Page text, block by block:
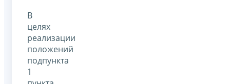
В
целях
реализации
положений
подпункта
1